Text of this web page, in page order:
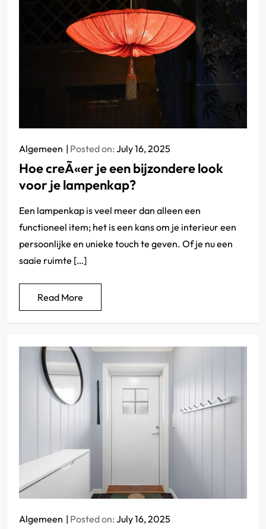
Algemeen Posted on: July 16, 2025
Hoe creÃ«er je een bijzondere look
voor je lampenkap?
Een lampenkap is veel meer dan alleen een
functioneel item; het is een kans om je interieur een
persoonlijke en unieke touch te geven. Of je nu een
saaie ruimte […]
Read More
Algemeen Posted on: July 16, 2025